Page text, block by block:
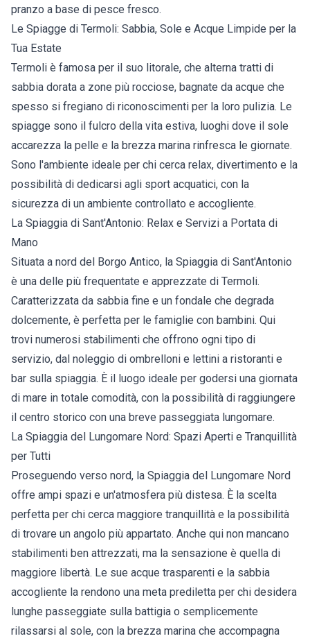
pranzo a base di pesce fresco.
Le Spiagge di Termoli: Sabbia, Sole e Acque Limpide per la
Tua Estate
Termoli è famosa per il suo litorale, che alterna tratti di
sabbia dorata a zone più rocciose, bagnate da acque che
spesso si fregiano di riconoscimenti per la loro pulizia. Le
spiagge sono il fulcro della vita estiva, luoghi dove il sole
accarezza la pelle e la brezza marina rinfresca le giornate.
Sono l'ambiente ideale per chi cerca relax, divertimento e la
possibilità di dedicarsi agli sport acquatici, con la
sicurezza di un ambiente controllato e accogliente.
La Spiaggia di Sant'Antonio: Relax e Servizi a Portata di
Mano
Situata a nord del Borgo Antico, la Spiaggia di Sant'Antonio
è una delle più frequentate e apprezzate di Termoli.
Caratterizzata da sabbia fine e un fondale che degrada
dolcemente, è perfetta per le famiglie con bambini. Qui
trovi numerosi stabilimenti che offrono ogni tipo di
servizio, dal noleggio di ombrelloni e lettini a ristoranti e
bar sulla spiaggia. È il luogo ideale per godersi una giornata
di mare in totale comodità, con la possibilità di raggiungere
il centro storico con una breve passeggiata lungomare.
La Spiaggia del Lungomare Nord: Spazi Aperti e Tranquillità
per Tutti
Proseguendo verso nord, la Spiaggia del Lungomare Nord
offre ampi spazi e un'atmosfera più distesa. È la scelta
perfetta per chi cerca maggiore tranquillità e la possibilità
di trovare un angolo più appartato. Anche qui non mancano
stabilimenti ben attrezzati, ma la sensazione è quella di
maggiore libertà. Le sue acque trasparenti e la sabbia
accogliente la rendono una meta prediletta per chi desidera
lunghe passeggiate sulla battigia o semplicemente
rilassarsi al sole, con la brezza marina che accompagna